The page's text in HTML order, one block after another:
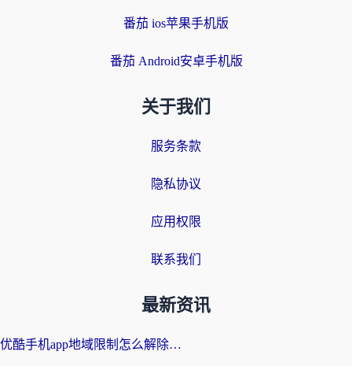
番茄 ios苹果手机版
番茄 Android安卓手机版
关于我们
服务条款
隐私协议
应用权限
联系我们
最新资讯
优酷手机app地域限制怎么解除？海外党亲测有效的追剧方案